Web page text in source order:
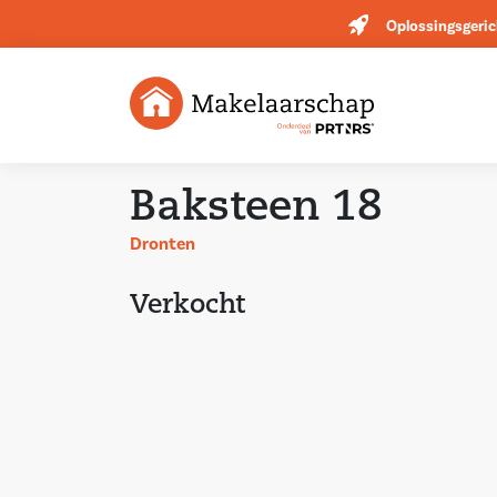
Baksteen 18
Dronten
Verkocht